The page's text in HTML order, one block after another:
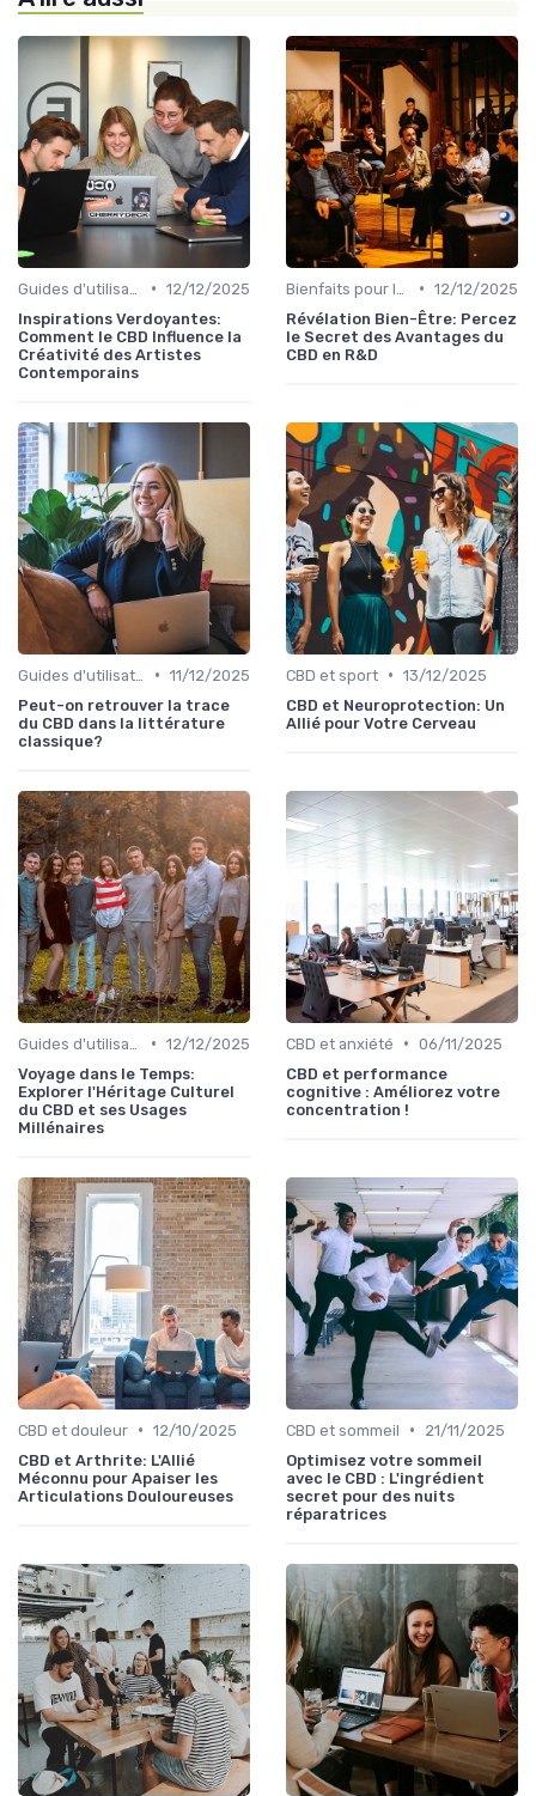
• 12/12/2025
Inspirations Verdoyantes:
Comment le CBD Influence la
Créativité des Artistes
Contemporains
• 12/12/2025
Révélation Bien-Être: Percez
le Secret des Avantages du
CBD en R&D
• 11/12/2025
Peut-on retrouver la trace
du CBD dans la littérature
classique?
CBD et sport • 13/12/2025
CBD et Neuroprotection: Un
Allié pour Votre Cerveau
• 12/12/2025
Voyage dans le Temps:
Explorer l'Héritage Culturel
du CBD et ses Usages
Millénaires
CBD et anxiété • 06/11/2025
CBD et performance
cognitive : Améliorez votre
concentration !
CBD et douleur • 12/10/2025
CBD et Arthrite: L'Allié
Méconnu pour Apaiser les
Articulations Douloureuses
CBD et sommeil •
21/11/2025
Optimisez votre sommeil
avec le CBD : L'ingrédient
secret pour des nuits
réparatrices